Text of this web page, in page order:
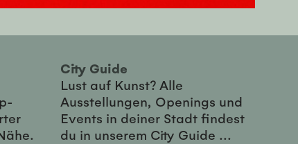
City Guide
Lust auf Kunst? Alle
Ausstellungen, Openings und
Events in deiner Stadt findest
du in unserem City Guide ...